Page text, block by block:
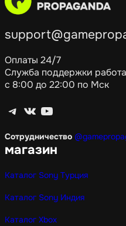
Оплаты 24/7
Служба поддержки
с 8:00 до 22:00 по Мск
Telegram ВКонтакте YouTube
Сотрудничество
магазин
Каталог Sony Турция
Каталог Sony Индия
Каталог Xbox